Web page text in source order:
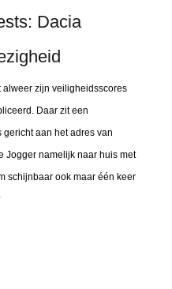
Dacia
alweer zijn veiligheidsscores
Daar zit een
aan het adres van
Jogger namelijk naar huis met
schijnbaar ook maar één keer